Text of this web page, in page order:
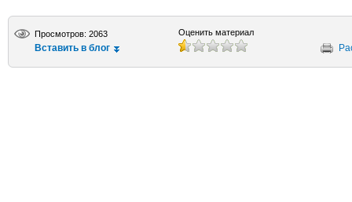
Просмотров: 2063
Вставить в блог
Оценить материал